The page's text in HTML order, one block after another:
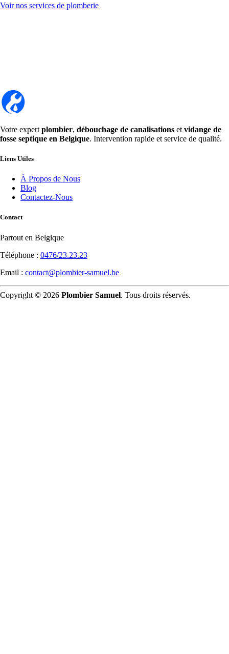
Voir nos services de plomberie
Votre expert plombier, débouchage de canalisations et vidange de
fosse septique en Belgique. Intervention rapide et service de qualité.
Liens Utiles
À Propos de Nous
Blog
Contactez-Nous
Contact
Partout en Belgique
Téléphone : 0476/23.23.23
Email : contact@plombier-samuel.be
Copyright © 2026 Plombier Samuel. Tous droits réservés.